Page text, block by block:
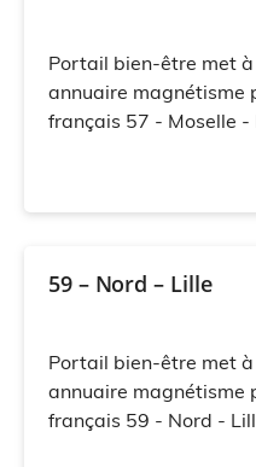
Portail bien-être met
annuaire magnétisme
français 57 - Moselle -
59 – Nord – Lille
Portail bien-être met
annuaire magnétisme
français 59 - Nord -